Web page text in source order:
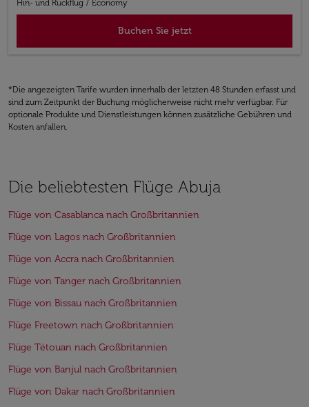
Hin- und Rückflug / Economy
Buchen Sie jetzt
*Die angezeigten Tarife wurden innerhalb der letzten 48 Stunden erfasst und
sind zum Zeitpunkt der Buchung möglicherweise nicht mehr verfügbar. Für
optionale Produkte und Dienstleistungen können zusätzliche Gebühren und
Kosten anfallen.
Die beliebtesten Flüge Abuja
Flüge von Casablanca nach Großbritannien
Flüge von Lagos nach Großbritannien
Flüge von Accra nach Großbritannien
Flüge von Tanger nach Großbritannien
Flüge von Bissau nach Großbritannien
Flüge Freetown nach Großbritannien
Flüge Tétouan nach Großbritannien
Flüge von Banjul nach Großbritannien
Flüge von Dakar nach Großbritannien